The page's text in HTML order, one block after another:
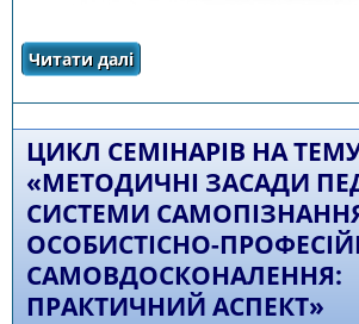
Читати далі
ЦИКЛ СЕМІНАРІВ НА
«МЕТОДИЧНІ ЗАСАДИ
СИСТЕМИ
ОСОБИСТІСНО-
САМОВДОСКОНАЛЕННЯ:
ПРАКТИЧНИЙ АСПЕКТ»